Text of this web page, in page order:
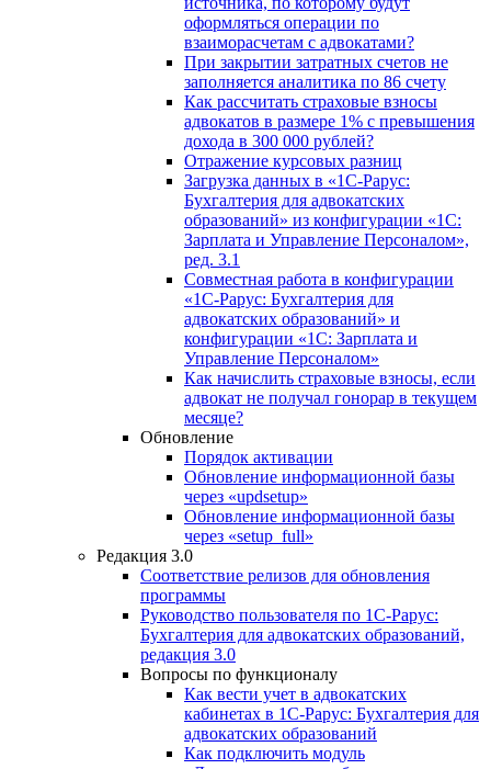
оформляться операции по
взаиморасчетам с адвокатами?
При закрытии затратных счетов не
заполняется аналитика по 86 счету
Как рассчитать страховые взносы
адвокатов в размере 1% с превышения
дохода в 300 000 рублей?
Отражение курсовых разниц
Загрузка данных в «1С-Рарус:
Бухгалтерия для адвокатских
образований» из конфигурации «1С:
Зарплата и Управление Персоналом»,
ред. 3.1
Совместная работа в конфигурации
«1С-Рарус: Бухгалтерия для
адвокатских образований» и
конфигурации «1С: Зарплата и
Управление Персоналом»
Как начислить страховые взносы, если
адвокат не получал гонорар в текущем
месяце?
Обновление
Порядок активации
Обновление информационной базы
через «updsetup»
Обновление информационной базы
через «setup_full»
Редакция 3.0
Соответствие релизов для обновления
программы
Руководство пользователя по 1С-Рарус:
Бухгалтерия для адвокатских образований,
редакция 3.0
Вопросы по функционалу
Как вести учет в адвокатских
кабинетах в 1С-Рарус: Бухгалтерия для
адвокатских образований
Как подключить модуль